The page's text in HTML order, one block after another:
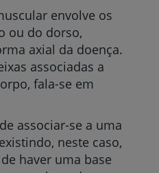
envolve os
ou do dorso,
axial da doença.
associadas a
fala-se em
associar-se a uma
neste caso,
haver uma base